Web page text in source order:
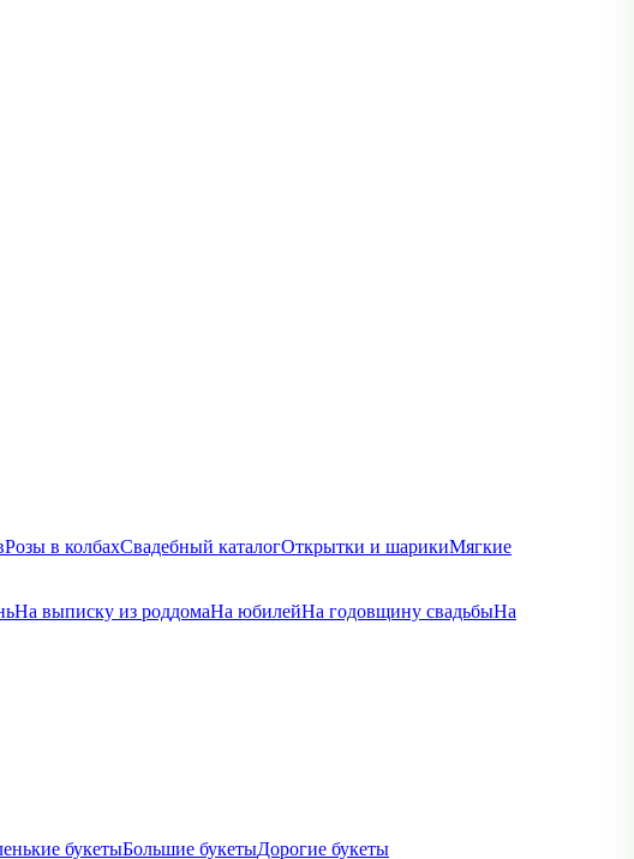
Розы в колбахСвадебный каталогОткрытки и шарикиМягкие
На выписку из роддомаНа юбилейНа годовщину свадьбыНа
букетыБольшие букетыДорогие букеты